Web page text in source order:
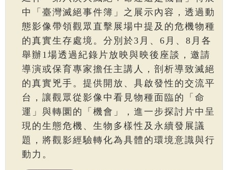
中「臺灣滅絕事件簿」之展示內容，透過動
態影像帶領觀眾直擊展場中提及的危機物種
的真實生存處境。分別於3月、6月、8月各
舉辦1場透過紀錄片放映與映後座談，邀請
導演或保育專家擔任主講人，剖析導致滅絕
的真實兇手。提供開放、具啟發性的交流平
台，讓觀眾從影像中看見物種面臨的「命
運」與轉圜的「機會」，進一步探討片中呈
現的生態危機、生物多樣性及永續發展議
題，將觀影經驗轉化為具體的環境意識與行
動力。